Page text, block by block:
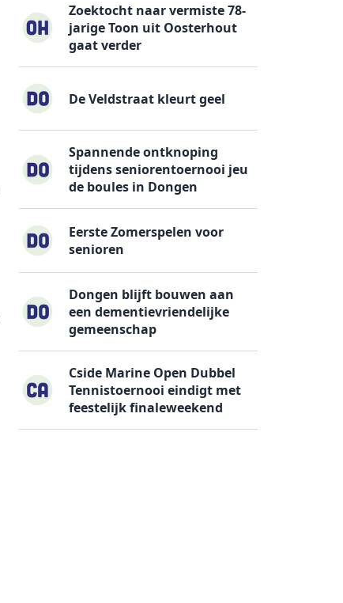
Zoektocht naar vermiste 78-
jarige Toon uit Oosterhout
gaat verder
De Veldstraat kleurt geel
Spannende ontknoping
tijdens seniorentoernooi jeu
de boules in Dongen
Eerste Zomerspelen voor
senioren
Dongen blijft bouwen aan
een dementievriendelijke
gemeenschap
Cside Marine Open Dubbel
Tennistoernooi eindigt met
feestelijk finaleweekend